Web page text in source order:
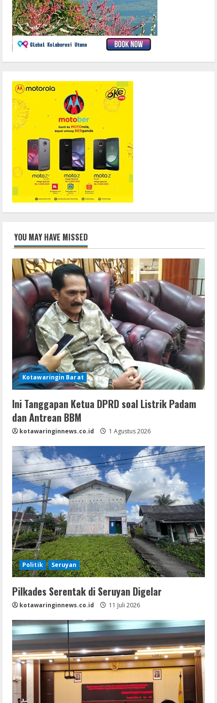
YOU MAY HAVE MISSED
Kotawaringin Barat
Ini Tanggapan Ketua DPRD soal Listrik Padam
dan Antrean BBM
kotawaringinnews.co.id 1 Agustus 2026
Politik Seruyan
Pilkades Serentak di Seruyan Digelar
kotawaringinnews.co.id 11 Juli 2026